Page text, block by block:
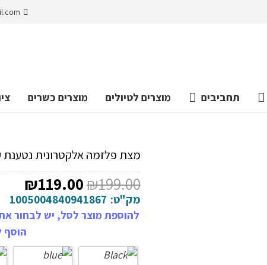
תחביבים מוצרים לטיולים מוצרים כשרים
מצת פלזמה אלקטרונית נטענת
₪199.00 המחיר
המקורי
היה:
₪199.00.
₪119.00
מק"ט: 1005004840941867
להוספת מוצר לסל, יש לבחור
הוסף